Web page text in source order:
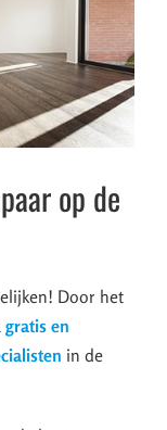
op de
Door het
gratis en
in de